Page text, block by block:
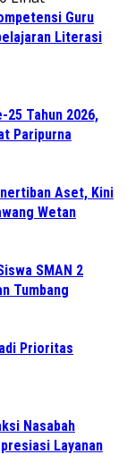
Guru
Literasi
Tahun 2026,
Paripurna
Aset, Kini
Wetan
SMAN 2
Tumbang
Prioritas
Nasabah
Layanan